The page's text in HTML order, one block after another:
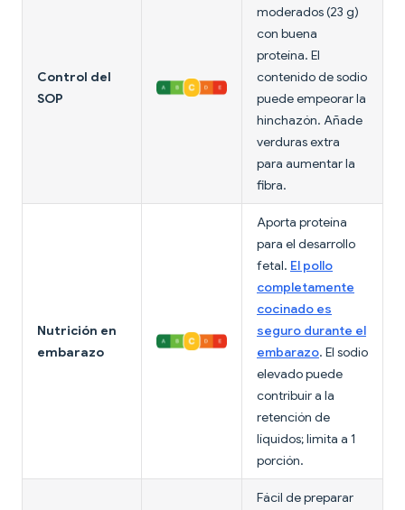
Control del
SOP
moderados (23 g)
con buena
proteína. El
contenido de sodio
puede empeorar la
hinchazón. Añade
verduras extra
para aumentar la
fibra.
Nutrición en
embarazo
Aporta proteína
para el desarrollo
fetal. El pollo
completamente
cocinado es
seguro durante el
embarazo. El sodio
elevado puede
contribuir a la
retención de
líquidos; limita a 1
porción.
Fácil de preparar